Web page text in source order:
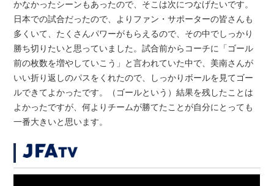
かなかったシーンもあったので、そこは次につなげたいです。
日本での試合だったので、よりファン・サポーターの皆さんも
多くいて、たくさんパワーがもらえるので、その中でしっかり
勝ち切りたいと思っていました。試合前からコーチに「ゴール
前の枚数を増やしていこう」と言われていた中で、美南さんが
いい折り返しのパスをくれたので、しっかりボールを見てゴー
ルできてよかったです。（ゴールという）結果を残したことは
よかったですが、何よりチームが勝てたことが自分にとっても
一番大きいと思います。